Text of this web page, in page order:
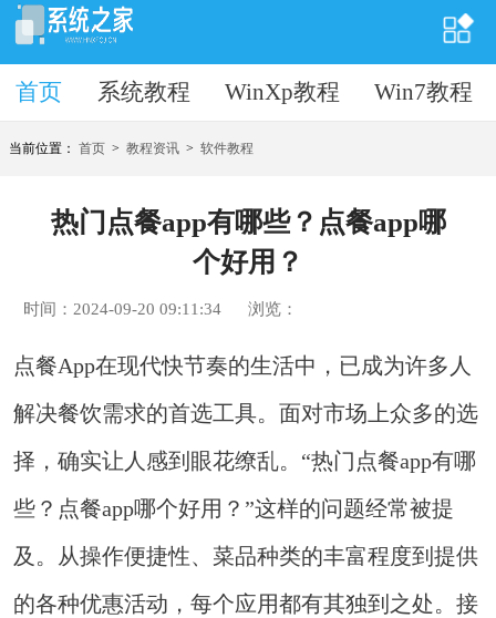
首页 系统教程 WinXp教程 Win7教程
首页
当前位置：首页 >教程资讯 >软件教程
热门点餐app有哪些？点餐app哪
个好用？
时间：2024-09-20 09:11:34 浏览：
点餐App在现代快节奏的生活中，已成为许多人
解决餐饮需求的首选工具。面对市场上众多的选
择，确实让人感到眼花缭乱。“热门点餐app有哪
些？点餐app哪个好用？”这样的问题经常被提
及。从操作便捷性、菜品种类的丰富程度到提供
的各种优惠活动，每个应用都有其独到之处。接